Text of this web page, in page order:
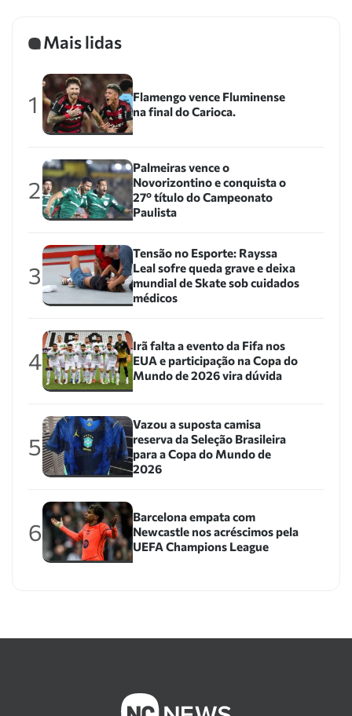
Mais lidas
1
Flamengo vence Fluminense
na final do Carioca.
2
Palmeiras vence o
Novorizontino e conquista o
27º título do Campeonato
Paulista
3
Tensão no Esporte: Rayssa
Leal sofre queda grave e deixa
mundial de Skate sob cuidados
médicos
4
Irã falta a evento da Fifa nos
EUA e participação na Copa do
Mundo de 2026 vira dúvida
5
Vazou a suposta camisa
reserva da Seleção Brasileira
para a Copa do Mundo de
2026
6
Barcelona empata com
Newcastle nos acréscimos pela
UEFA Champions League